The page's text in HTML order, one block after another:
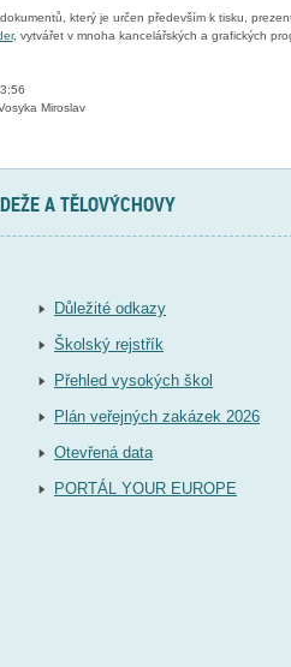
který je určen především k tisku,
, vytvářet v mnoha kancelářských a grafických
Miroslav
A TĚLOVÝCHOVY
Důležité odkazy
Školský rejstřík
Přehled vysokých škol
Plán veřejných zakázek 2026
Otevřená data
PORTÁL YOUR EUROPE